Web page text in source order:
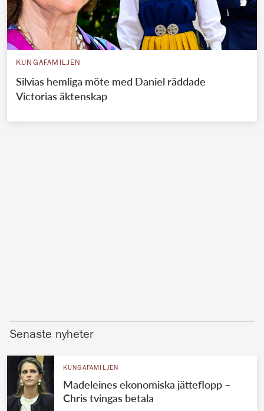
KUNGAFAMILJEN
Silvias hemliga möte med Daniel räddade
Victorias äktenskap
Senaste nyheter
KUNGAFAMILJEN
Madeleines ekonomiska jätteflopp –
Chris tvingas betala